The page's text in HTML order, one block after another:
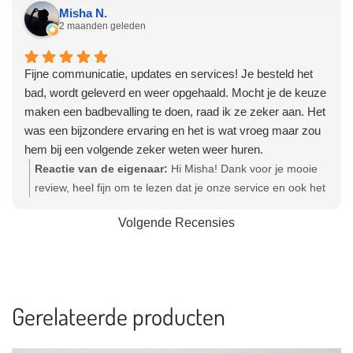
Misha N.
2 maanden geleden
Fijne communicatie, updates en services! Je besteld het
bad, wordt geleverd en weer opgehaald. Mocht je de keuze
maken een badbevalling te doen, raad ik ze zeker aan. Het
was een bijzondere ervaring en het is wat vroeg maar zou
hem bij een volgende zeker weten weer huren.
Reactie van de eigenaar: Hi Misha! Dank voor je mooie
review, heel fijn om te lezen dat je onze service en ook het
met je gezin gewenst! Hartelijke groet, Olga - Team
Volgende Recensies
Gerelateerde producten